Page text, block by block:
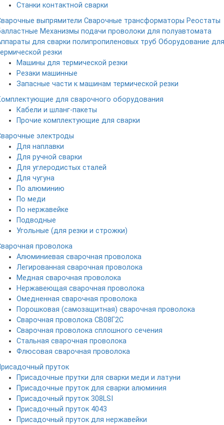
Станки контактной сварки
выпрямители Сварочные трансформаторы Реостаты
Механизмы подачи проволоки для полуавтомата
для сварки полипропиленовых труб Оборудование для
резки
Машины для термической резки
Резаки машинные
Запасные части к машинам термической резки
для сварочного оборудования
Кабели и шланг-пакеты
Прочие комплектующие для сварки
электроды
Для наплавки
Для ручной сварки
Для углеродистых сталей
Для чугуна
По алюминию
По меди
По нержавейке
Подводные
Угольные (для резки и строжки)
проволока
Алюминиевая сварочная проволока
Легированная сварочная проволока
Медная сварочная проволока
Нержавеющая сварочная проволока
Омедненная сварочная проволока
Порошковая (самозащитная) сварочная проволока
Сварочная проволока СВ08Г2С
Сварочная проволока сплошного сечения
Стальная сварочная проволока
Флюсовая сварочная проволока
пруток
Присадочные прутки для сварки меди и латуни
Присадочные пруток для сварки алюминия
Присадочный пруток 308LSI
Присадочный пруток 4043
Присадочный пруток для нержавейки